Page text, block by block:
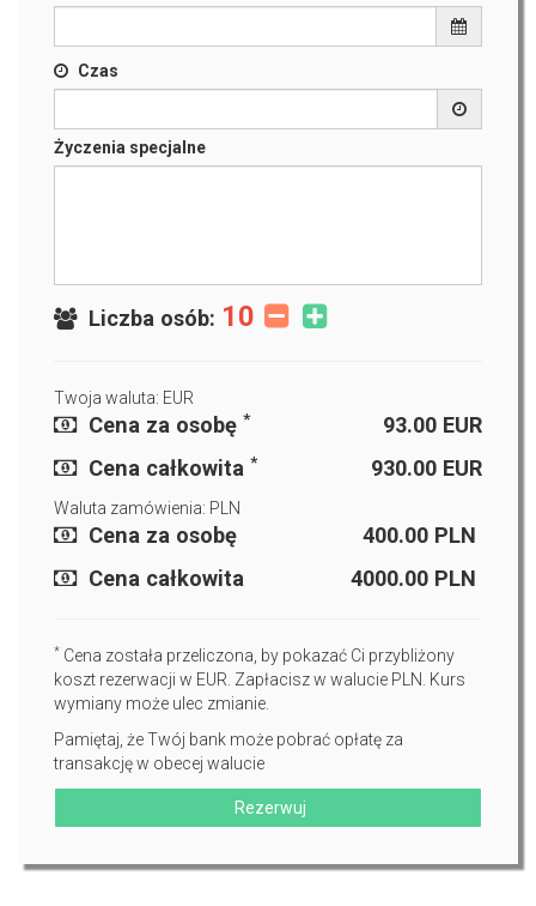
Czas
Życzenia specjalne
Liczba osób: 10
Twoja waluta: EUR
Cena za osobę * EUR
93.00
Cena całkowita * EUR
930.00
Waluta zamówienia: PLN
Cena za osobę PLN
400.00
Cena całkowita
PLN
4000.00
* Cena została przeliczona, by pokazać Ci przybliżony
koszt rezerwacji w EUR. Zapłacisz w walucie PLN. Kurs
wymiany może ulec zmianie.
Pamiętaj, że Twój bank może pobrać opłatę za
transakcję w obecej walucie
Rezerwuj